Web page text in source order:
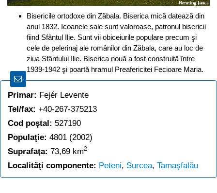
Bisericile ortodoxe din Zăbala. Biserica mică datează din
anul 1832. Icoanele sale sunt valoroase, patronul bisericii
fiind Sfântul Ilie. Sunt vii obiceiurile populare precum şi
cele de pelerinaj ale românilor din Zăbala, care au loc de
ziua Sfântului Ilie. Biserica nouă a fost construită între
1939-1942 şi poartă hramul Preafericitei Fecioare Maria.
Primar: Fejér Levente
Tel/fax: +40-267-375213
Cod poştal: 527190
Populaţie: 4801 (2002)
Suprafaţa: 73,69 km2
Localităţi componente: Peteni Surcea Tamaşfalău